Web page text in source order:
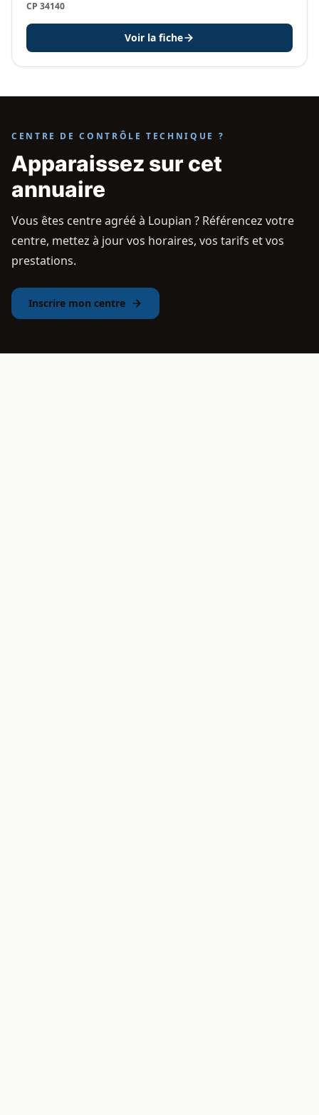
CP 34140
Voir la fiche
CENTRE DE CONTRÔLE TECHNIQUE ?
Apparaissez sur cet
annuaire
Vous êtes centre agréé à Loupian ? Référencez votre
centre, mettez à jour vos horaires, vos tarifs et vos
prestations.
Inscrire mon centre